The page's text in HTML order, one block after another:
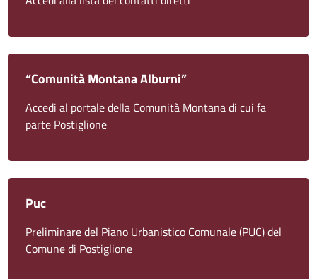
“Comunità Montana Alburni”
Accedi al portale della Comunità Montana di cui fa
parte Postiglione
Puc
Preliminare del Piano Urbanistico Comunale (PUC) del
Comune di Postiglione